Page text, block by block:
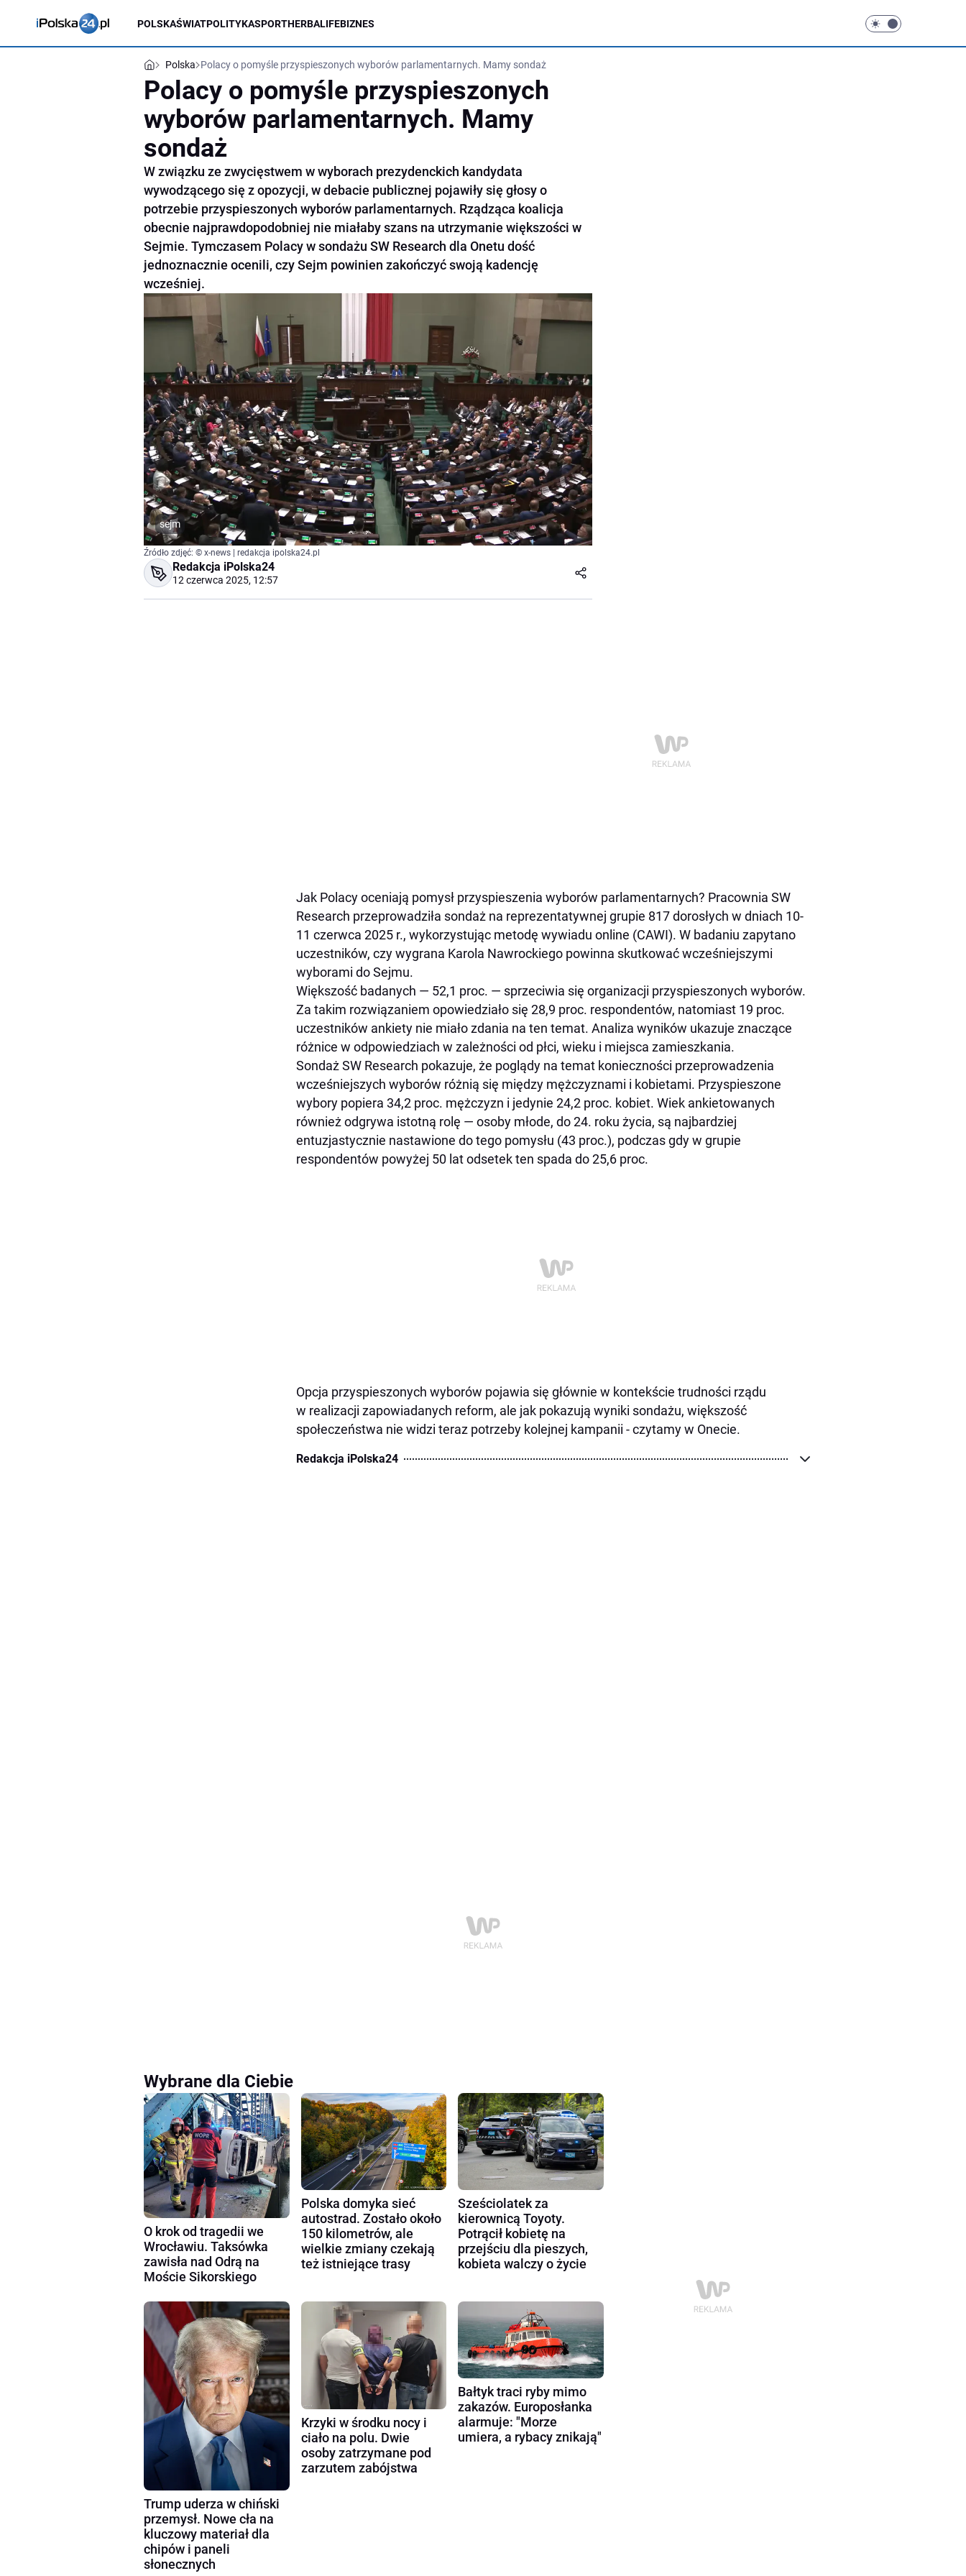
POLSKAŚWIATPOLITYKASPORTHERBALIFEBIZNES
Polska Polacy o pomyśle przyspieszonych wyborów parlamentarnych. Mamy sondaż
Polacy o pomyśle przyspieszonych
wyborów parlamentarnych. Mamy
sondaż
W związku ze zwycięstwem w wyborach prezydenckich kandydata
wywodzącego się z opozycji, w debacie publicznej pojawiły się głosy o
potrzebie przyspieszonych wyborów parlamentarnych. Rządząca koalicja
obecnie najprawdopodobniej nie miałaby szans na utrzymanie większości w
Sejmie. Tymczasem Polacy w sondażu SW Research dla Onetu dość
jednoznacznie ocenili, czy Sejm powinien zakończyć swoją kadencję
wcześniej.
sejm
Źródło zdjęć: © x-news | redakcja ipolska24.pl
Redakcja iPolska24
12 czerwca 2025, 12:57
Jak Polacy oceniają pomysł przyspieszenia wyborów parlamentarnych? Pracownia SW
Research przeprowadziła sondaż na reprezentatywnej grupie 817 dorosłych w dniach 10-
11 czerwca 2025 r., wykorzystując metodę wywiadu online (CAWI). W badaniu zapytano
uczestników, czy wygrana Karola Nawrockiego powinna skutkować wcześniejszymi
wyborami do Sejmu.
Większość badanych — 52,1 proc. — sprzeciwia się organizacji przyspieszonych wyborów.
Za takim rozwiązaniem opowiedziało się 28,9 proc. respondentów, natomiast 19 proc.
uczestników ankiety nie miało zdania na ten temat. Analiza wyników ukazuje znaczące
różnice w odpowiedziach w zależności od płci, wieku i miejsca zamieszkania.
Sondaż SW Research pokazuje, że poglądy na temat konieczności przeprowadzenia
wcześniejszych wyborów różnią się między mężczyznami i kobietami. Przyspieszone
wybory popiera 34,2 proc. mężczyzn i jedynie 24,2 proc. kobiet. Wiek ankietowanych
również odgrywa istotną rolę — osoby młode, do 24. roku życia, są najbardziej
entuzjastycznie nastawione do tego pomysłu (43 proc.), podczas gdy w grupie
respondentów powyżej 50 lat odsetek ten spada do 25,6 proc.
Opcja przyspieszonych wyborów pojawia się głównie w kontekście trudności rządu
w realizacji zapowiadanych reform, ale jak pokazują wyniki sondażu, większość
społeczeństwa nie widzi teraz potrzeby kolejnej kampanii - czytamy w Onecie.
Redakcja iPolska24
Wybrane dla Ciebie
O krok od tragedii we
Wrocławiu. Taksówka
zawisła nad Odrą na
Moście Sikorskiego
Polska domyka sieć
autostrad. Zostało około
150 kilometrów, ale
wielkie zmiany czekają
też istniejące trasy
Sześciolatek za
kierownicą Toyoty.
Potrącił kobietę na
przejściu dla pieszych,
kobieta walczy o życie
Trump uderza w chiński
przemysł. Nowe cła na
kluczowy materiał dla
chipów i paneli
słonecznych
Krzyki w środku nocy i
ciało na polu. Dwie
osoby zatrzymane pod
zarzutem zabójstwa
Bałtyk traci ryby mimo
zakazów. Europosłanka
alarmuje: "Morze
umiera, a rybacy znikają"